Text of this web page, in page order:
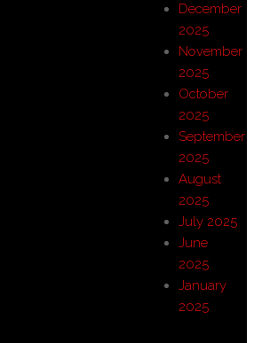
December
2025
November
2025
October
2025
September
2025
August
2025
July 2025
June
2025
January
2025